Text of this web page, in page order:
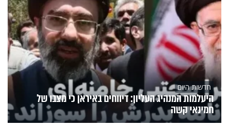
חדשות היום
היעלמות המנהיג העליון: דיווחים באיראן כי מצבו של
חמינאי קשה